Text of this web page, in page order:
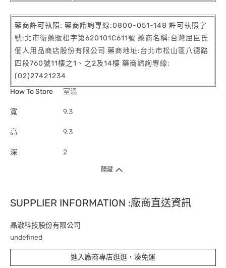
藥商許可執照: 藥商諮詢專線:0800-051-148 許可執照字
號:北市衛藥販松字第620101C611號 藥商名稱:台灣屈臣氏
個人用品商店股份有限公司 藥商地址:台北市松山區八德路
四段760號11樓之1、之2及14樓 藥商諮詢專線:
(02)27421234
How To Store
室溫
寬 9.3
高 9.3
深 2
隱藏
SUPPLIER INFORMATION :廠商直送資訊
晶澈科技股份有限公司
undefined
進入廠商專店逛逛，湊免運